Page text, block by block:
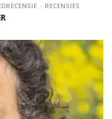
RECENSIES